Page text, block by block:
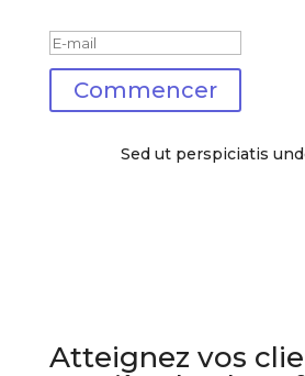
Commencer
Sed ut perspiciatis
Atteignez vos